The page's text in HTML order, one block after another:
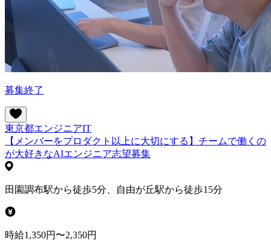
募集終了
東京都エンジニアIT
【メンバーをプロダクト以上に大切にする】チームで働くの
が大好きなAIエンジニア志望募集
田園調布駅から徒歩5分、自由が丘駅から徒歩15分
時給1,350円〜2,350円